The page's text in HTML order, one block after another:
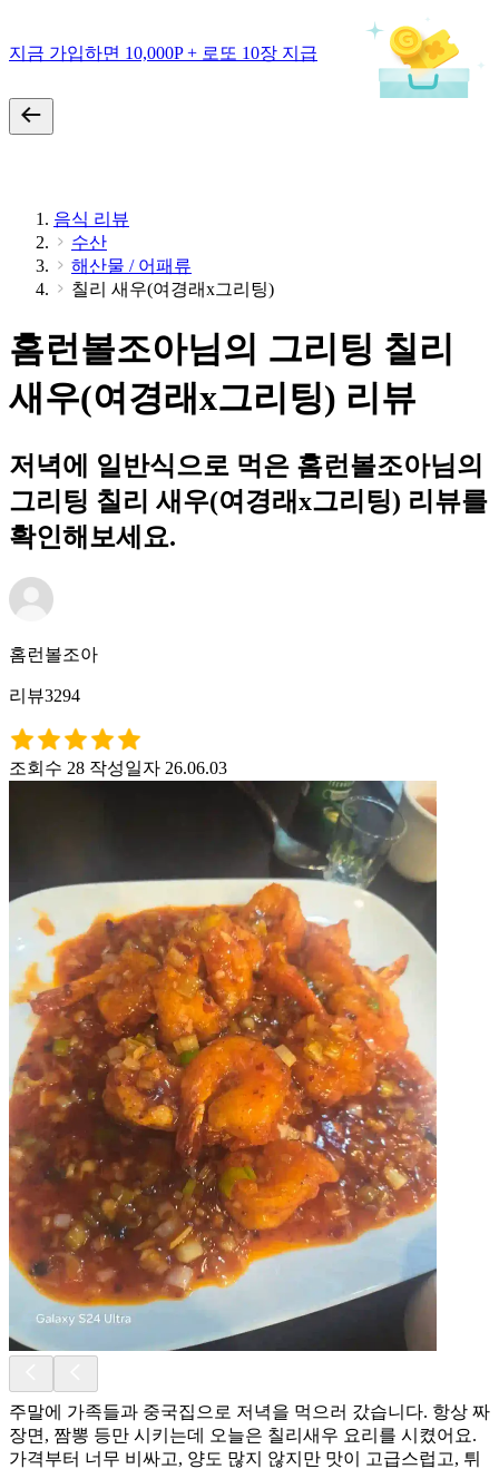
지금 가입하면 10,000P + 로또 10장 지급
음식 리뷰
수산
해산물 / 어패류
칠리 새우(여경래x그리팅)
홈런볼조아님의 그리팅 칠리
새우(여경래x그리팅) 리뷰
저녁에 일반식으로 먹은 홈런볼조아님의
그리팅 칠리 새우(여경래x그리팅) 리뷰를
확인해보세요.
홈런볼조아
리뷰3294
조회수 28 작성일자 26.06.03
주말에 가족들과 중국집으로 저녁을 먹으러 갔습니다. 항상 짜
장면, 짬뽕 등만 시키는데 오늘은 칠리새우 요리를 시켰어요.
가격부터 너무 비싸고, 양도 많지 않지만 맛이 고급스럽고, 튀